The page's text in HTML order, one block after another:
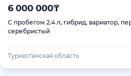
6 000 000₸
С пробегом 2.4 л, гибрид, вариатор,
серебристый
Туркестанская область